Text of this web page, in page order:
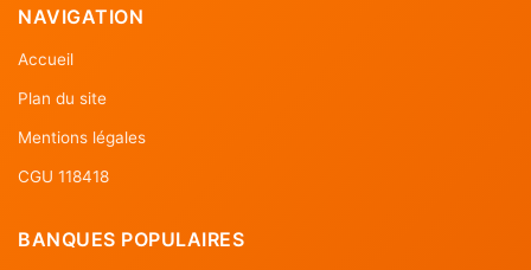
NAVIGATION
Accueil
Plan du site
Mentions légales
CGU 118418
BANQUES POPULAIRES